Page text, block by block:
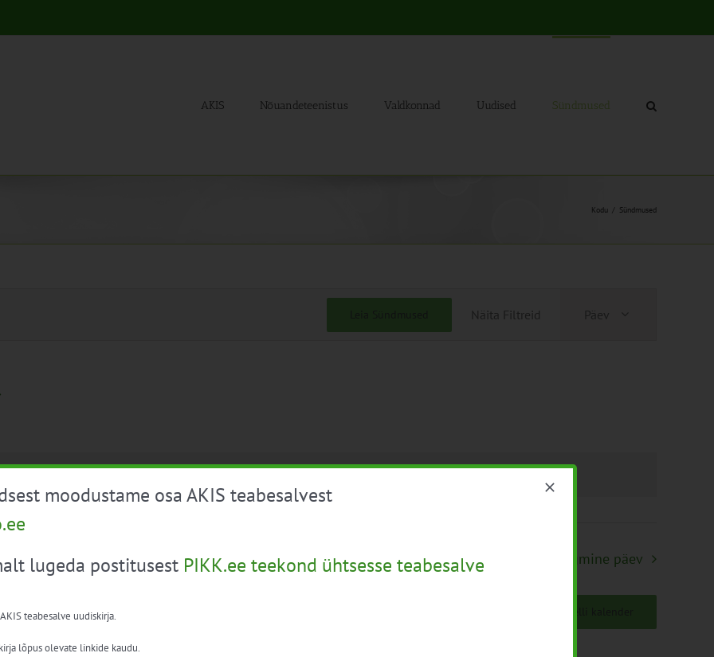
AKIS Nõuandeteenistus Valdkonnad Uudised Sündmused
Kodu Sündmused
Näita Filtreid
Views
Päev
Järgmine päev
moodustame osa AKIS teabesalvest
lugeda postitusest PIKK.ee teekond ühtsesse teabesalve
teabesalve uudiskirja.
lõpus olevate linkide kaudu.